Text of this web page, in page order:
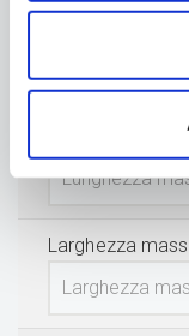
Lunghezza
Larghezza